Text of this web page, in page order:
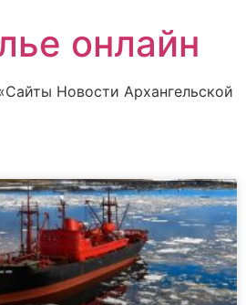
онлайн
Новости Архангельской